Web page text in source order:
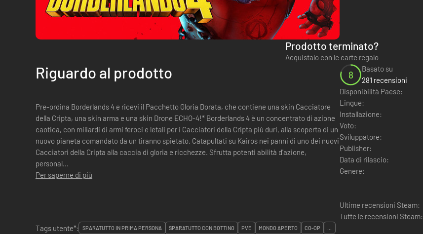
Prodotto terminato?
Acquistalo con le carte regalo
Riguardo al prodotto
Pre-ordina Borderlands 4 e ricevi il Pacchetto Gloria Dorata, che contiene una skin Cacciatore
della Cripta, una skin arma e una skin Drone ECHO-4!* Borderlands 4 è un concentrato di azione
caotica, con miliardi di armi feroci e letali per i Cacciatori della Cripta più duri, alla scoperta di un
nuovo pianeta comandato da un tiranno spietato. Catapultati su Kairos nei panni di uno dei nuovi
Cacciatori della Cripta alla caccia di gloria e ricchezze. Sfrutta potenti abilità d'azione,
personal...
Per saperne di più
8
Basato su
281 recensioni
Disponibilità Paese:
Lingue:
Installazione:
Voto:
Sviluppatore:
Publisher:
Data di rilascio:
Genere:
Ultime recensioni Steam:
Tutte le recensioni Steam:
Tags utente*:
SPARATUTTO IN PRIMA PERSONA SPARATUTTO CON BOTTINO PVE MONDO APERTO CO-OP ...